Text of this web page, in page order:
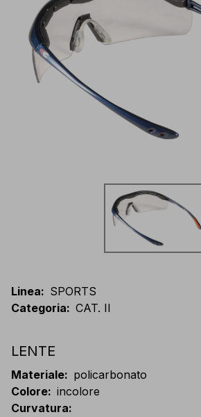
Linea: SPORTS
Categoria: CAT. II
LENTE
Materiale: policarbonato
Colore: incolore
Curvatura: